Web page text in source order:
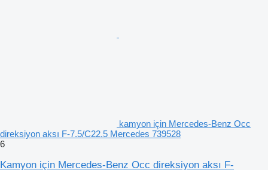
kamyon için Mercedes-Benz Occ
direksiyon aksı F-7.5/C22.5 Mercedes 739528
6
Kamyon için Mercedes-Benz Occ direksiyon aksı F-